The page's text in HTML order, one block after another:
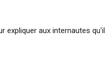
aux internautes